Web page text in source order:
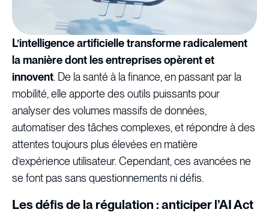
L’intelligence artificielle transforme radicalement
la manière dont les entreprises opèrent et
innovent. De la santé à la finance, en passant par la
mobilité, elle apporte des outils puissants pour
analyser des volumes massifs de données,
automatiser des tâches complexes, et répondre à des
attentes toujours plus élevées en matière
d’expérience utilisateur. Cependant, ces avancées ne
se font pas sans questionnements ni défis.
Les défis de la régulation : anticiper l’AI Act